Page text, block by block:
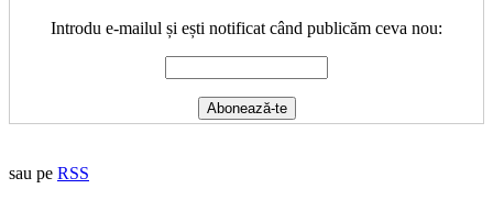
Introdu e-mailul și ești notificat când publicăm ceva nou:
sau pe RSS